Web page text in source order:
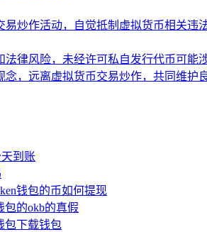
炒作活动，自觉抵制虚拟货币相关
律风险，未经许可私自发行代币可能
，远离虚拟货币交易炒作，共同维
到账
钱包的币如何提现
包的okb的真假
包下载钱包